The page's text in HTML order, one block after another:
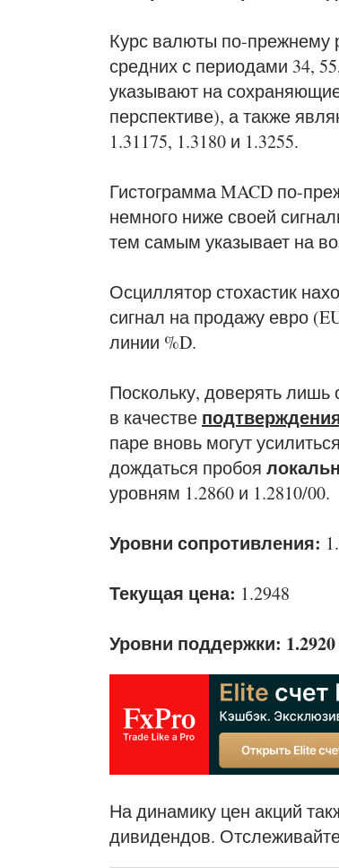
Курс валюты по-прежнему
средних с периодами 34,
указывают на
перспективе), а также
1.31175, 1.3180 и 1.3255.
Гистограмма MACD по-
немного ниже своей
тем самым указывает на
Осциллятор стохастик
сигнал на продажу евро
линии %D.
Поскольку, доверять лишь
в качестве
паре вновь могут
дождаться пробоя
уровням 1.2860 и 1.2810/00.
Уровни сопротивления:
Текущая цена: 1.2948
Уровни поддержки:
На динамику цен акций
дивидендов.